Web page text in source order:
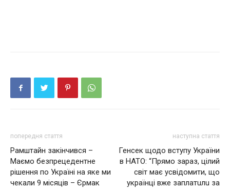
попередня стаття
Рамштайн закінчився –
Маємо безпрецедентне
рішення по Україні на яке ми
чекали 9 місяців – Єрмак
наступна стаття
Генсек щодо вступу України
в НАТО: “Прямо зараз, цілий
світ має усвідомити, що
українці вже заплатuлu за